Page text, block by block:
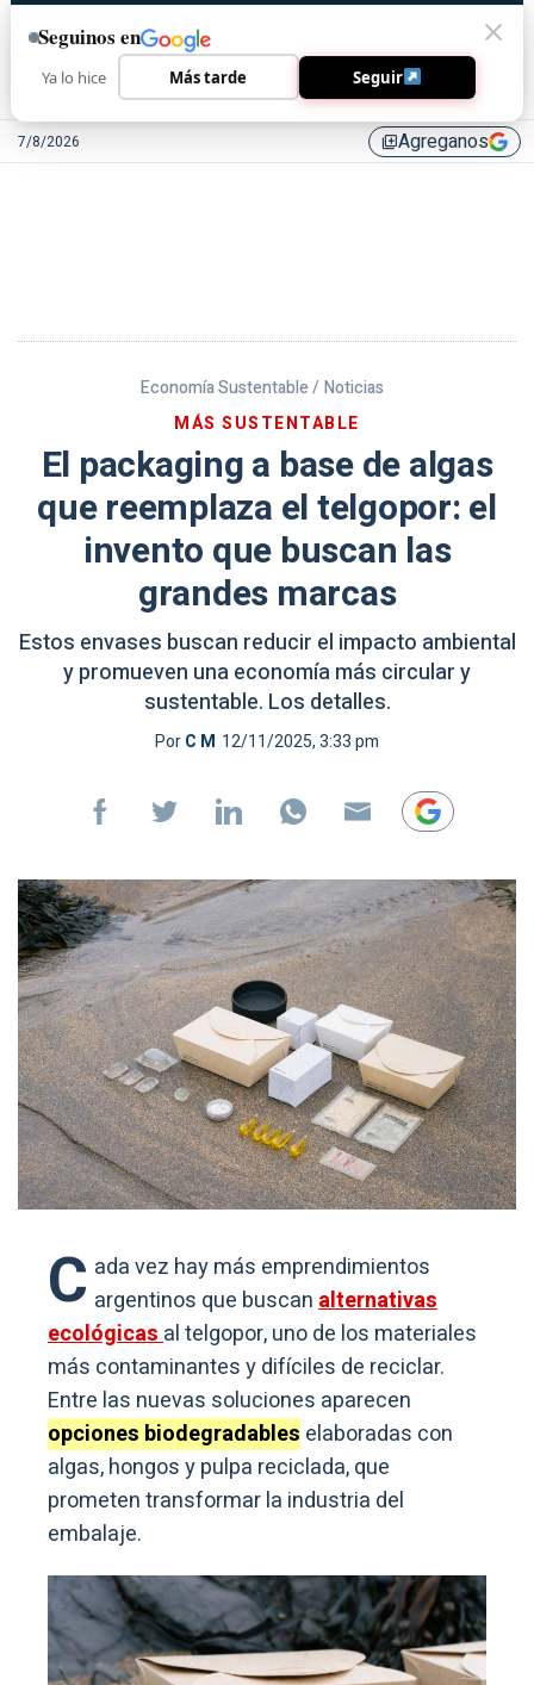
7/8/2026 library_addAgreganos
Economía Sustentable / Noticias
MÁS SUSTENTABLE
El packaging a base de algas
que reemplaza el telgopor: el
invento que buscan las
grandes marcas
Estos envases buscan reducir el impacto ambiental
y promueven una economía más circular y
sustentable. Los detalles.
PorC M 12/11/2025, 3:33 pm
C ada vez hay más emprendimientos
argentinos que buscanalternativas
ecológicasal telgopor, uno de los materiales
más contaminantes y difíciles de reciclar.
Entre las nuevas soluciones aparecen
opciones biodegradables elaboradas con
algas, hongos y pulpa reciclada, que
prometen transformar la industria del
embalaje.
Seguinos en
Ya lo hice Más tarde Seguir